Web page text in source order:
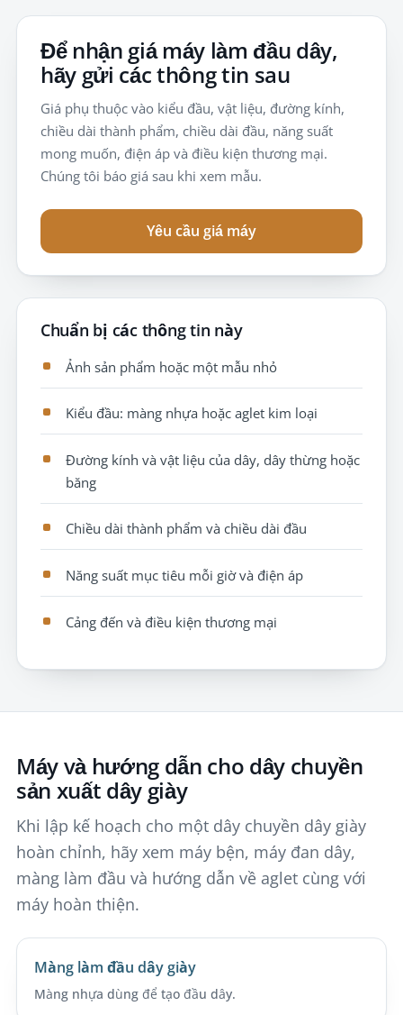
Để nhận giá máy làm đầu dây,
hãy gửi các thông tin sau
Giá phụ thuộc vào kiểu đầu, vật liệu, đường kính,
chiều dài thành phẩm, chiều dài đầu, năng suất
mong muốn, điện áp và điều kiện thương mại.
Chúng tôi báo giá sau khi xem mẫu.
Yêu cầu giá máy
Chuẩn bị các thông tin này
Ảnh sản phẩm hoặc một mẫu nhỏ
Kiểu đầu: màng nhựa hoặc aglet kim loại
Đường kính và vật liệu của dây, dây thừng hoặc
băng
Chiều dài thành phẩm và chiều dài đầu
Năng suất mục tiêu mỗi giờ và điện áp
Cảng đến và điều kiện thương mại
Máy và hướng dẫn cho dây chuyền
sản xuất dây giày
Khi lập kế hoạch cho một dây chuyền dây giày
hoàn chỉnh, hãy xem máy bện, máy đan dây,
màng làm đầu và hướng dẫn về aglet cùng với
máy hoàn thiện.
Màng làm đầu dây giày
Màng nhựa dùng để tạo đầu dây.